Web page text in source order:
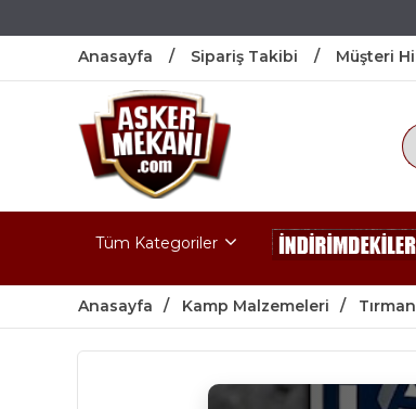
Anasayfa Sipariş Takibi Müşteri
Tüm Kategoriler
Anasayfa Kamp Malzemeleri